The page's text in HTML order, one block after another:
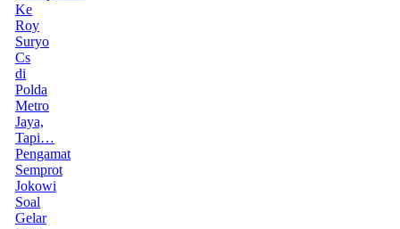
Ke
Roy
Suryo
Cs
di
Polda
Metro
Jaya,
Tapi…
Pengamat
Semprot
Jokowi
Soal
Gelar